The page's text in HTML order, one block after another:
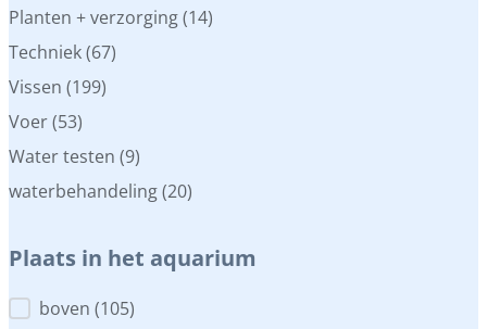
Planten + verzorging(14)
Techniek(67)
Vissen (199)
Voer(53)
Water testen (9)
waterbehandeling(20)
Plaats in het aquarium
Plaats in het aquarium
boven (105)